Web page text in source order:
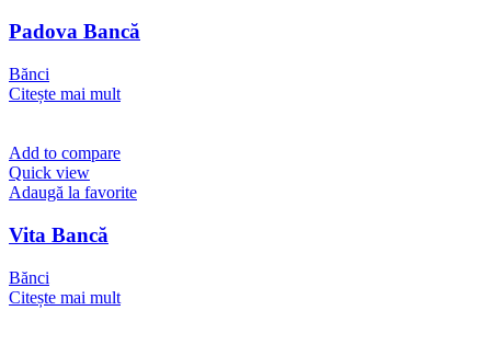
Padova Bancă
Bănci
Citește mai mult
Add to compare
Quick view
Adaugă la favorite
Vita Bancă
Bănci
Citește mai mult